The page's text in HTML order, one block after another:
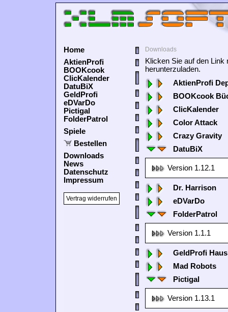
Home
AktienProfi
BOOKcook
ClicKalender
DatuBiX
GeldProfi
eDVarDo
Pictigal
FolderPatrol
Spiele
Bestellen
Downloads
News
Datenschutz
Impressum
Vertrag widerrufen
Downloads
Klicken Sie auf den
herunterzuladen.
AktienProfi
BOOKcook
ClicKalender
Color Attack
Crazy Gravity
DatuBiX
Version 1.12.1
Dr. Harrison
eDVarDo
FolderPatrol
Version 1.1.1
GeldProfi
Mad Robots
Pictigal
Version 1.13.1